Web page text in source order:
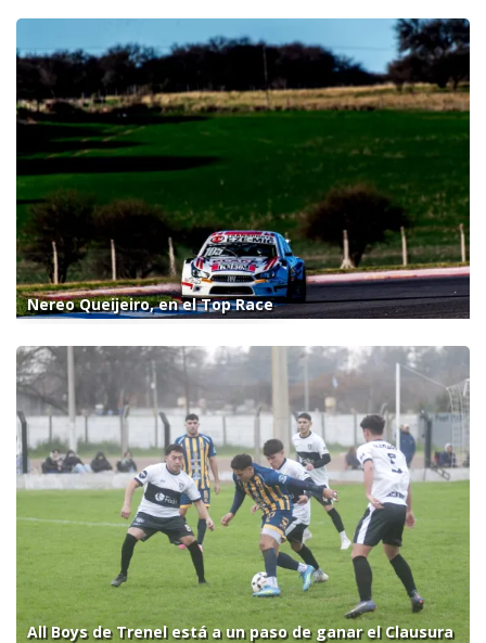
Nereo Queijeiro, en el Top Race
All Boys de Trenel está a un paso de ganar el Clausura